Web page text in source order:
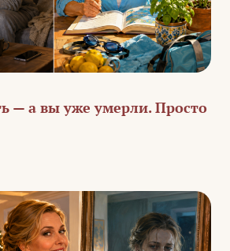
— а вы уже умерли. Просто